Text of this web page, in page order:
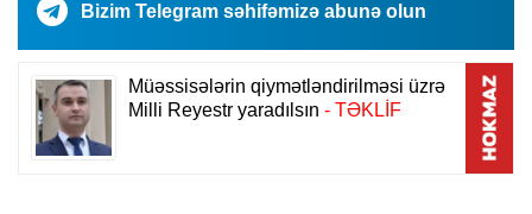
Bizim Telegram səhifəmizə abunə olun